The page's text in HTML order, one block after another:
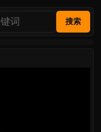
搜索